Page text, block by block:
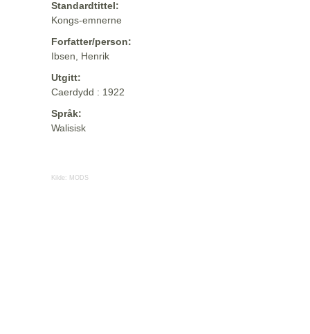
Standardtittel:
Kongs-emnerne
Forfatter/person:
Ibsen, Henrik
Utgitt:
Caerdydd : 1922
Språk:
Walisisk
Kilde: MODS